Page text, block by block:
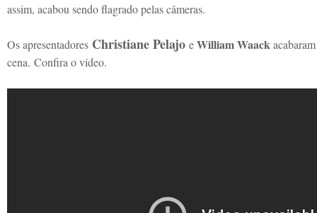
assim, acabou sendo flagrado pelas câmeras.
Os apresentadores Christiane Pelajo eWilliam Waack
cena. Confira o vídeo.